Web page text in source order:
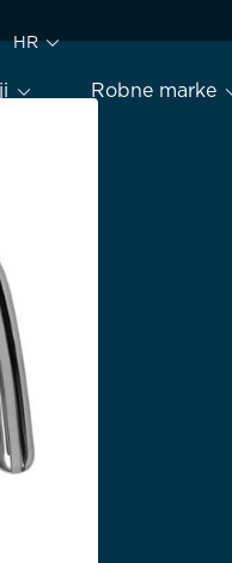
Robne marke
HR